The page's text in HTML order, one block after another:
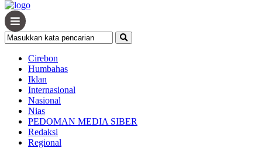
Cirebon
Humbahas
Iklan
Internasional
Nasional
Nias
PEDOMAN MEDIA SIBER
Redaksi
Regional